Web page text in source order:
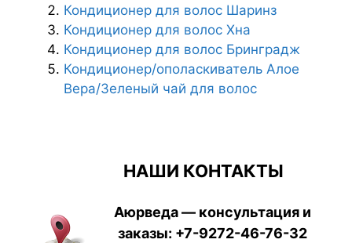
Кондиционер для волос Шаринз
Кондиционер для волос Хна
Кондиционер для волос Бринградж
Кондиционер/ополаскиватель Алое
Вера/Зеленый чай для волос
НАШИ КОНТАКТЫ
Аюрведа — консультация и
заказы: +7-9272-46-76-32